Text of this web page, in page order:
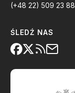
(+48 22) 509 23 88
ŚLEDŹ NAS